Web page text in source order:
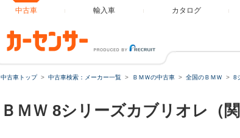
中古車 輸入車 カタログ
中古車トップ 中古車検索：メーカー一覧 ＢＭＷの中古車 全国のＢＭＷ 8
ＢＭＷ 8シリーズカブリオレ（